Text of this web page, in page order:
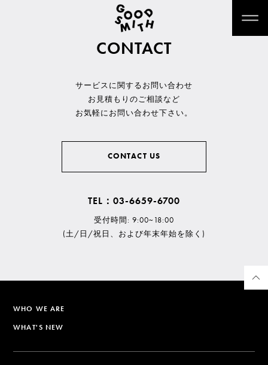
CONTACT
サービスに関するお問い合わせ
お見積もりのご相談など
お気軽にお問い合わせ下さい。
CONTACT US
TEL：03-6659-6700
受付時間: 9:00~18:00
(土/日/祝日、および年末年始を除く)
WHO WE ARE
WHAT'S NEW